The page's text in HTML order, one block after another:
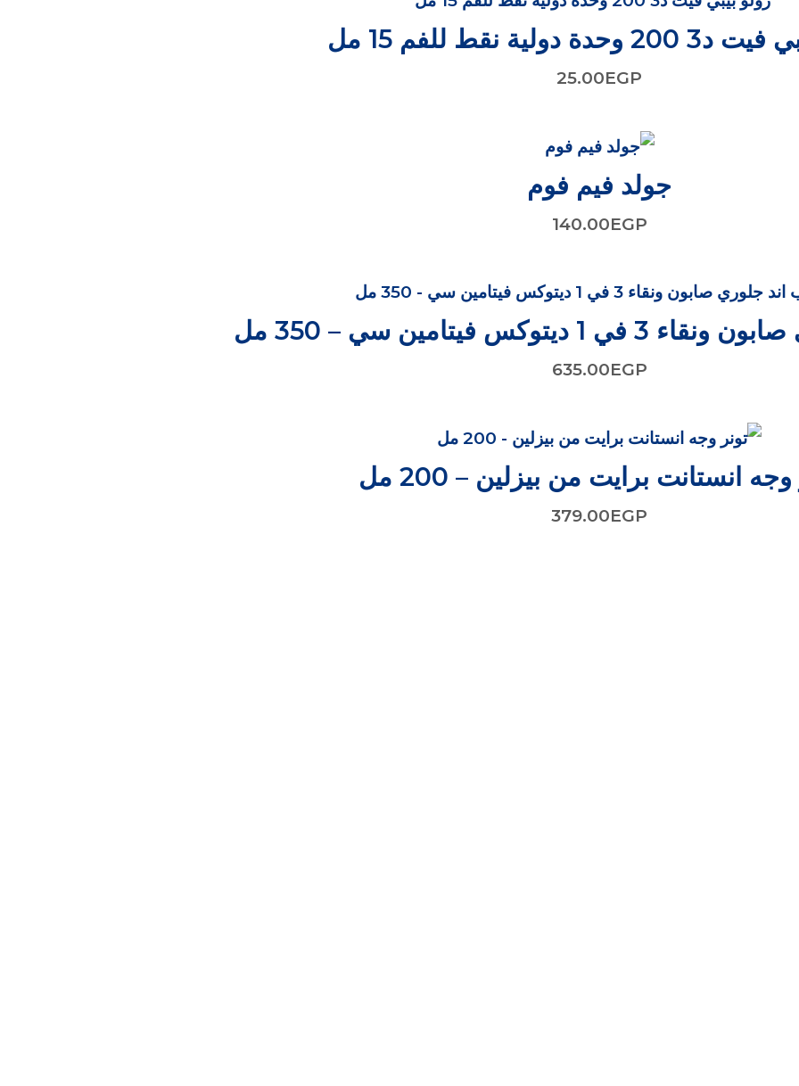
دولية نقط للفم 15 مل
25.00EGP
جولد فيم فوم
140.00EGP
فيتامين سي – 350 مل
635.00EGP
انستانت برايت من بيزلين – 200 مل
379.00EGP